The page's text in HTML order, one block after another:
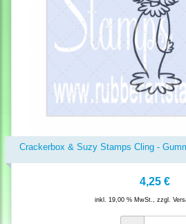
Crackerbox & Suzy Stamps Cling -
4,25 €
inkl. 19,00 % MwSt., zzgl.